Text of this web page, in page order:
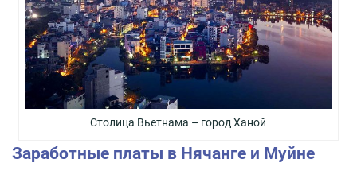
Столица Вьетнама – город Ханой
Заработные платы в Нячанге и Муйне